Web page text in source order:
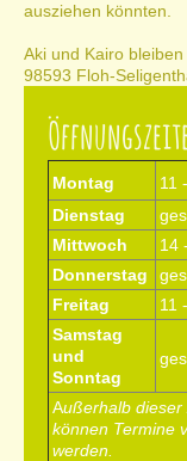
ausziehen könnten.
Aki und Kairo
98593 Floh-
Montag
11
Dienstag
Mittwoch
14
Donnerstag
Freitag
11
Samstag
und
Sonntag
Außerhalb dieser
können Termine
werden.